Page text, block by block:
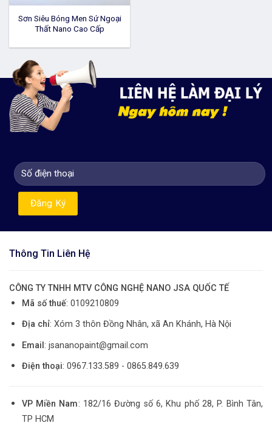
Sơn Siêu Bóng Men Sứ Ngoại
Thất Nano Cao Cấp
Thông Tin Liên Hệ
CÔNG TY TNHH MTV CÔNG NGHỆ NANO JSA QUỐC TẾ
Mã số thuế: 0109210809
Địa chỉ: Xóm 3 thôn Đồng Nhân, xã An Khánh, Hà Nội
Email : jsananopaint@gmail.com
Điện thoại: 0967.133.589 - 0865.849.639
VP Miền Nam: 182/16 Đường số 6, Khu phố 28, P. Bình Tân,
TP HCM